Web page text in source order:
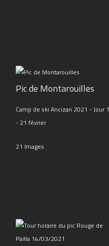
Pic de Montarouilles
Camp de ski Ancizan 2021 - Jour 1
- 21 février
21 Images